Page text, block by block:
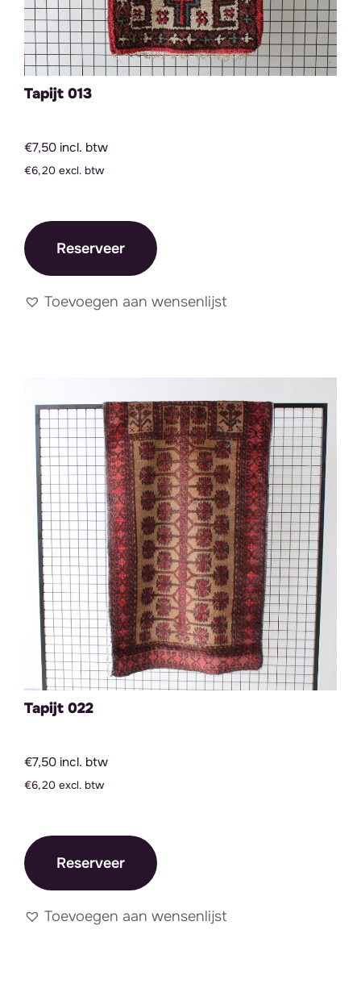
Tapijt 013
€7,50 incl. btw
€6,20 excl. btw
Reserveer
Toevoegen aan wensenlijst
Tapijt 022
€7,50 incl. btw
€6,20 excl. btw
Reserveer
Toevoegen aan wensenlijst